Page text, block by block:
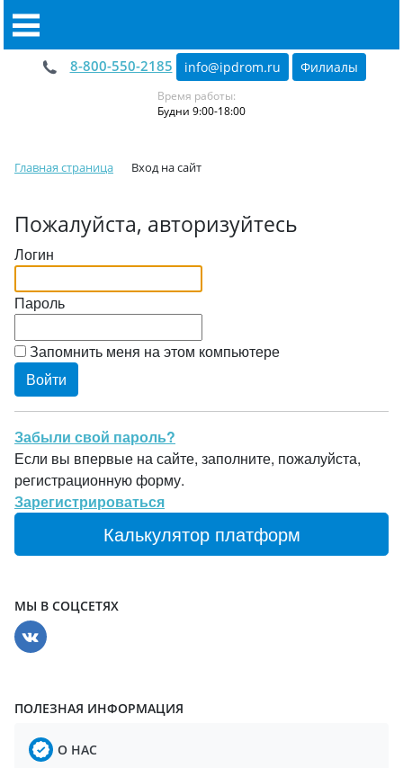
8-800-550-2185 info@ipdrom.ru Филиалы
Время работы:
Будни 9:00-18:00
Главная страница Вход на сайт
Пожалуйста, авторизуйтесь
Логин
Пароль
Запомнить меня на этом компьютере
Забыли свой пароль?
Если вы впервые на сайте, заполните, пожалуйста,
регистрационную форму.
Зарегистрироваться
Калькулятор платформ
МЫ В СОЦСЕТЯХ
ПОЛЕЗНАЯ ИНФОРМАЦИЯ
О НАС